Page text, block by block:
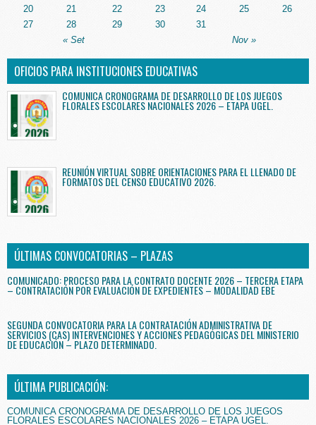
« Set Nov »
20
21 22 23 24 25
26
27
28 29 30 31
OFICIOS PARA INSTITUCIONES EDUCATIVAS
COMUNICA CRONOGRAMA DE DESARROLLO DE LOS JUEGOS
FLORALES ESCOLARES NACIONALES 2026 – ETAPA UGEL.
REUNIÓN VIRTUAL SOBRE ORIENTACIONES PARA EL LLENADO DE
FORMATOS DEL CENSO EDUCATIVO 2026.
ÚLTIMAS CONVOCATORIAS – PLAZAS
COMUNICADO: PROCESO PARA LA CONTRATO DOCENTE 2026 – TERCERA ETAPA
– CONTRATACIÓN POR EVALUACIÓN DE EXPEDIENTES – MODALIDAD EBE
SEGUNDA CONVOCATORIA PARA LA CONTRATACIÓN ADMINISTRATIVA DE
SERVICIOS (CAS) INTERVENCIONES Y ACCIONES PEDAGÓGICAS DEL MINISTERIO
DE EDUCACIÓN – PLAZO DETERMINADO.
ÚLTIMA PUBLICACIÓN:
COMUNICA CRONOGRAMA DE DESARROLLO DE LOS JUEGOS
FLORALES ESCOLARES NACIONALES 2026 – ETAPA UGEL.